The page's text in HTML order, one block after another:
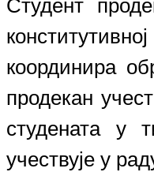
Студент
координира
продекан
студената у
учествује у